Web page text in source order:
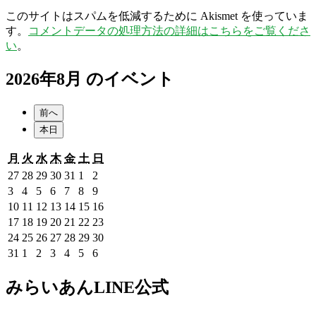
このサイトはスパムを低減するために Akismet を使っていま
す。
コメントデータの処理方法の詳細はこちらをご覧くださ
い。
2026年8月 のイベント
前へ
本日
月 月
曜
日
火 火
曜
日
水 水
曜
日
木木
曜
日
金金
曜
日
土 土
曜
日
日
272026
年
7
月
27
日
282026
年
7
月
28
日
292026
年
7
月
29
日
302026
年
7
月
30
日
31 2026
年
7
月
31
日
1
2026
年
8
月
1
日
2
年
8
月
2
日
32026
年
8
月
3
日
42026
年
8
月
4
日
52026
年
8
月
5
日
62026
年
8
月
6
日
72026
年
8
月
7
日
82026
年
8
月
8
日
92026
年
8
月
9
日
102026
年
8
月
10
11 2026
年
8
月
11
12 2026
年
8
月
12
132026
年
8
月
13
142026
年
8
月
14
152026
年
8
月
15
162026
8
172026
年
8
日
182026
年
8
日
192026
年
8
日
202026
年
日
21 2026
年
8
日
22 2026
年
8
日
232026
年
日
242026
年
月
24
252026
年
25
262026
年
26
272026
年
月
27
282026
年
月
28
292026
年
29
302026
30
31 2026
月
1
2026
9
月
2 2026
9
月
32026
月
42026
9
月
52026
9
月
62026
9
月
みらいあんLINE公式